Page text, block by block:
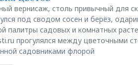
вернисаж, столь привычный для
под сводом сосен и берёз,
палитры садовых и комнатных
прогулялся между цветочными
садовниками флорой